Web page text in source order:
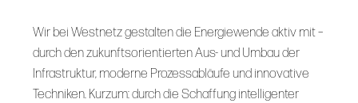
Wir bei Westnetz gestalten die Energiewende aktiv mit –
durch den zukunftsorientierten Aus- und Umbau der
Infrastruktur, moderne Prozessabläufe und innovative
Techniken. Kurzum: durch die Schaffung intelligenter